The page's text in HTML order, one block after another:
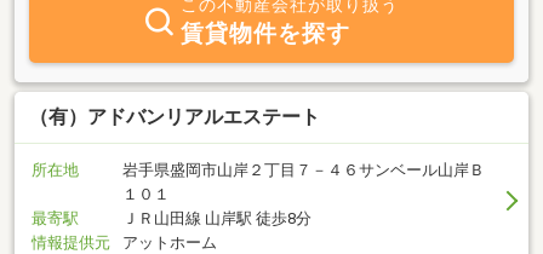
フ一同皆様のお問い合わせ、ご来店をお待ちしております。
この不動産会社が取り扱う
賃貸物件を探す
（有）アドバンリアルエステート
所在地
岩手県盛岡市山岸２丁目７－４６サンベール山岸Ｂ
１０１
最寄駅
ＪＲ山田線 山岸駅 徒歩8分
情報提供元
アットホーム